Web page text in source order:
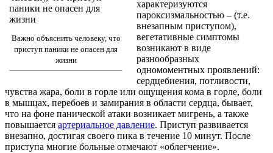
Важно объяснить человеку, что
приступ паники не опасен для
жизни
характеризуются
пароксизмальностью – (т.е.
внезапным приступом),
вегетативные симптомы
возникают в виде
разнообразных
одномоментных проявлений:
сердцебиения, потливости,
чувства жара, боли в горле или ощущения кома в горле, боли
в мышцах, перебоев и замирания в области сердца, бывает,
что на фоне панической атаки возникает мигрень, а также
повышается артериальное давление. Приступ развивается
внезапно, достигая своего пика в течение 10 минут. После
приступа многие больные отмечают «облегчение».